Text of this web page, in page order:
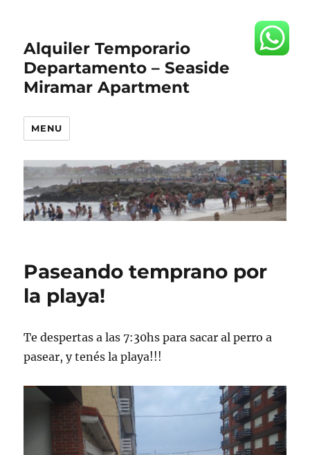
Alquiler Temporario
Departamento – Seaside
Miramar Apartment
MENU
Paseando temprano por
la playa!
Te despertas a las 7:30hs para sacar al perro a
pasear, y tenés la playa!!!